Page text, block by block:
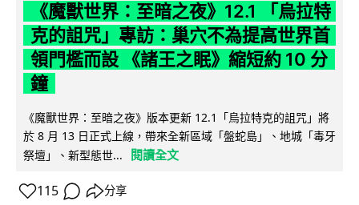
《魔獸世界：至暗之夜》12.1 「烏拉特
克的詛咒」專訪：巢穴不為提高世界首
領門檻而設 《諸王之眠》縮短約 10 分
鐘
《魔獸世界：至暗之夜》版本更新 12.1「烏拉特克的詛咒」將
於 8 月 13 日正式上線，帶來全新區域「盤蛇島」、地城「毒牙
祭壇」、新型態世...
閱讀全文
115 分享